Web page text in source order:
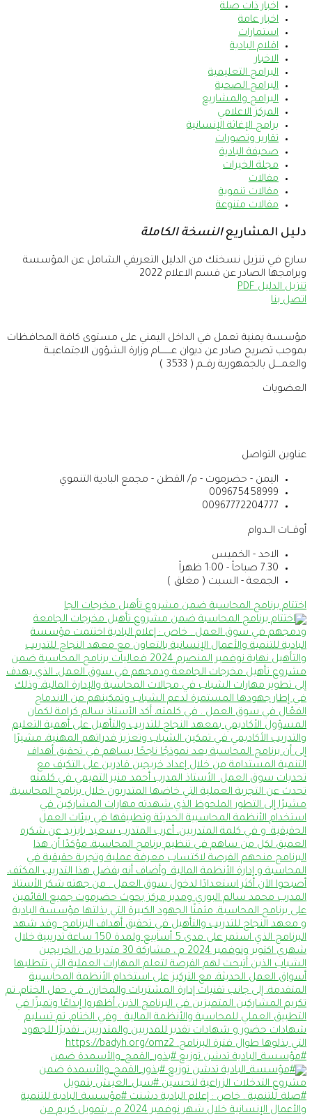
اخبار ذات صلة
اخبار عامة
استمارات
اقلام البادية
الاخبار
البرامج التعليمية
البرامج الصحية
البرامج والمشاريع
المركز الاعلامي
برامج الإغاثة الإنسانية
تقارير وتصورات
صحيفة البادية
مجلة الخيرات
مقالات
مقالات تنموية
مقالات متنوعة
دليل المشاريعالنسخة الكاملة
سارع في تنزيل نسختك من الدليل التعريفي الشامل عن المؤسسة
وبرامجها الصادر عن قسم الاعلام 2022
تنزيل الدليل PDF
اتصل بنا
مؤسسة يمنية تعمل في الداخل اليمني على مستوى كافة المحافظات
بموجب تصريح صادر عن ديوان عــــــــام وزارة الشؤون الاجتماعيــة
والعمــــل بالجمهورية رقــم ( 3533 )
العضويات
عناوين التواصل
اليمن - حضرموت - م/ القطن - مجمع البادية التنموي
009675458999
00967772204777
أوقــات الــدوام
الاحد - الخميس
7.30 صباحاً - 1:00 ظهراً
الجمعة - السبت ( مغلق )
اختتام برنامج المحاسبة ضمن مشروع تأهيل مخرجات الجا
#مؤسسة_البادية تدشن توزيع #بذور_القمح_والأسمدة ضمن